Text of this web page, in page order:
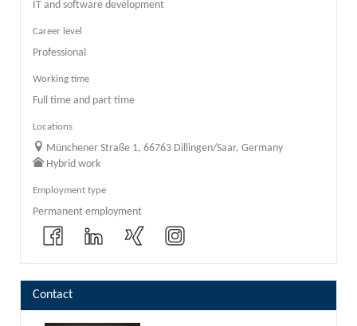
IT and software development
Career level
Professional
Working time
Full time and part time
Locations
Münchener Straße 1, 66763 Dillingen/Saar, Germany
Hybrid work
Employment type
Permanent employment
Contact